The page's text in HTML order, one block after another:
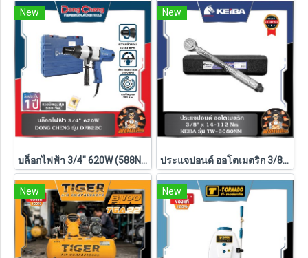
New
บล็อกไฟฟ้า 3/4" 620W (588Nm) รุ่น DPB22C DONG CHENG
New
ประแจปอนด์ ออโตเมตริก 3/8" x 14-112 Nm KEIBA
New New